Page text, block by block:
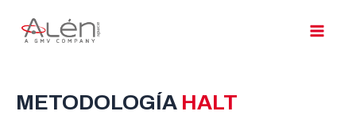
contenido
METODOLOGÍA HALT